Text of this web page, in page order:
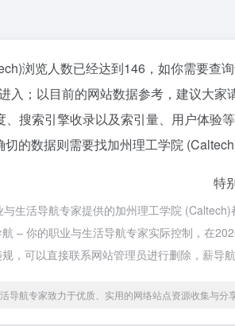
浏览人数已经达到146，如你需要查
入；以目前的网站数据参考，建议大
、搜索引擎收录以及索引量、用户体验
的数据则需要找加州理工学院
特
生活导航专家提供的加州理工学院
– 你的职业与生活导航专家实际控制，在
，可以直接联系网站管理员进行删除，薪导
导航专家致力于优质、实用的网络站点资源收集与分